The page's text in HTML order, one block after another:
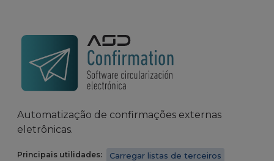
Automatização de confirmações externas
eletrônicas.
Principais utilidades: Carregar listas de terceiros